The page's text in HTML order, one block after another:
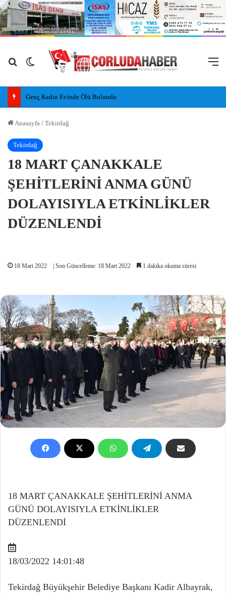
Arama yap ...
Dış görünümü değiştir
Genç Kadın Evinde Ölü Bulundu
Anasayfa / Tekirdağ
Tekirdağ
18 MART ÇANAKKALE
ŞEHİTLERİNİ ANMA GÜNÜ
DOLAYISIYLA ETKİNLİKLER
DÜZENLENDİ
18 Mart 2022 | Son Güncelleme: 18 Mart 2022 1 dakika okuma süresi
18 MART ÇANAKKALE ŞEHİTLERİNİ ANMA
GÜNÜ DOLAYISIYLA ETKİNLİKLER
DÜZENLENDİ
18/03/2022 14:01:48
Tekirdağ Büyükşehir Belediye Başkanı Kadir Albayrak,